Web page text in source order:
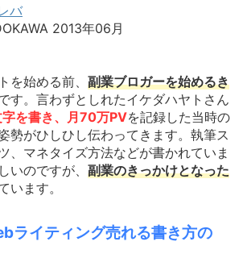
バ
2013年06月
を始める前、 副業ブロガーを始めるき
す。言わずとしれたイケダハヤトさん
を書き、月70万PVを記録した当時の
勢がひしひし伝わってきます。執筆ス
、マネタイズ方法などが書かれていま
いのですが、 副業のきっかけとなった
います。
ライティング売れる書き方の